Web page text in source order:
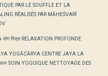
PAR LE SOUFFLE ET LA
RÉALISÉS PAR MĀHEŚVARĪ
निद्रा RELAXATION PROFONDE
YOGĀCĀRYA CENTRE JAYA LA
SOIN YOGUIQUE NETTOYAGE DES